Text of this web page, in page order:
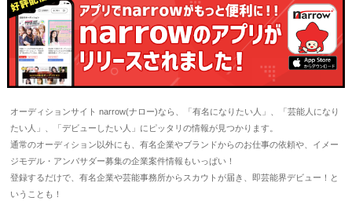
オーディションサイト narrow(ナロー)なら、「有名になりたい人」、「芸能人になり
たい人」、「デビューしたい人」にピッタリの情報が見つかります。
通常のオーディション以外にも、有名企業やブランドからのお仕事の依頼や、イメー
ジモデル・アンバサダー募集の企業案件情報もいっぱい！
登録するだけで、有名企業や芸能事務所からスカウトが届き、即芸能界デビュー！と
いうことも！